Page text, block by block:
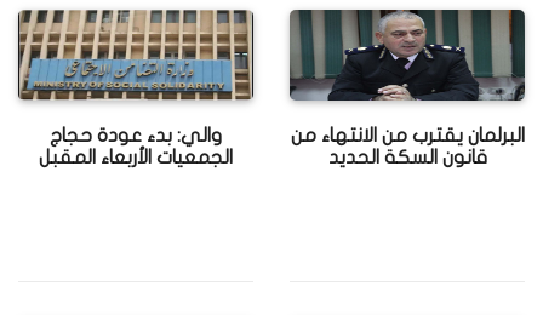
البرلمان يقترب من الانتهاء من
قانون السكة الحديد
والي: بدء عودة حجاج
الجمعيات الأربعاء المقبل